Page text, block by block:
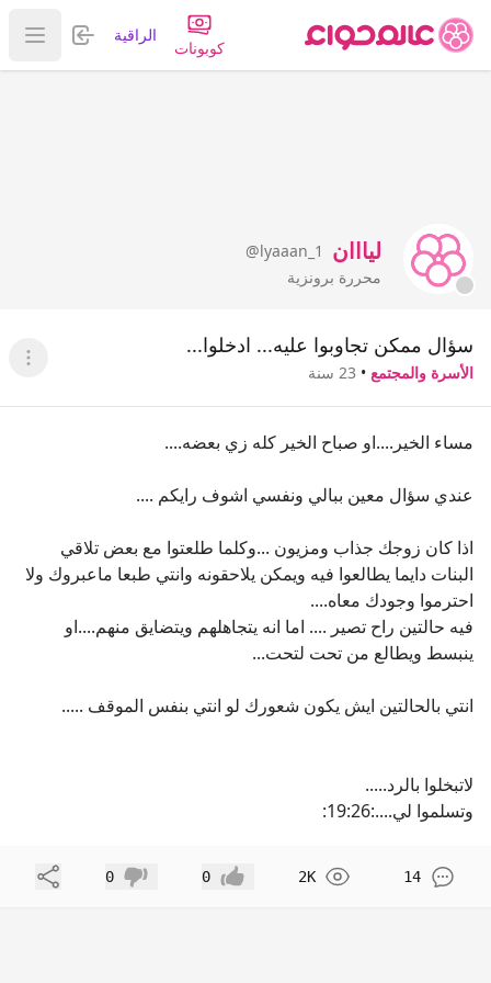
كوبونات
الراقية تسجيل
عرض
ليااان
@lyaaan_1
محررة برونزية
سؤال ممكن تجاوبوا عليه... ادخلوا...
الأسرة والمجتمع • 23 سنة عرض
مساء الخير....او صباح الخير كله زي بعضه....
عندي سؤال معين ببالي ونفسي اشوف رايكم ....
اذا كان زوجك جذاب ومزيون ...وكلما طلعتوا مع بعض تلاقي
البنات دايما يطالعوا فيه ويمكن يلاحقونه وانتي طبعا ماعبروك ولا
احترموا وجودك معاه....
فيه حالتين راح تصير .... اما انه يتجاهلهم ويتضايق منهم....او
ينبسط ويطالع من تحت لتحت...
انتي بالحالتين ايش يكون شعورك لو انتي بنفس الموقف .....
لاتبخلوا بالرد.....
وتسلموا لي....:19:26:
14
2K إعجاب 0 عدم إعجاب
0 مشاركة